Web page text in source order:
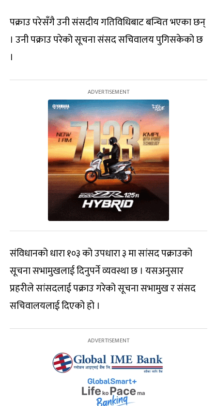
पक्राउ परेसँगै उनी संसदीय गतिविधिबाट बन्चित भएका छन्
। उनी पक्राउ परेको सूचना संसद सचिवालय पुगिसकेको छ
।
संविधानको धारा १०३ को उपधारा ३ मा सांसद पक्राउको
सूचना सभामुखलाई दिनुपर्ने व्यवस्था छ । यसअनुसार
प्रहरीले सांसदलाई पक्राउ गरेको सूचना सभामुख र संसद
सचिवालयलाई दिएको हो ।